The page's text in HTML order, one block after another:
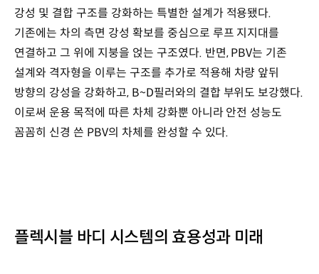
강성 및 결합 구조를 강화하는 특별한 설계가 적용됐다.
기존에는 차의 측면 강성 확보를 중심으로 루프 지지대를
연결하고 그 위에 지붕을 얹는 구조였다. 반면, PBV는 기존
설계와 격자형을 이루는 구조를 추가로 적용해 차량 앞뒤
방향의 강성을 강화하고, B~D필러와의 결합 부위도 보강했다.
이로써 운용 목적에 따른 차체 강화뿐 아니라 안전 성능도
꼼꼼히 신경 쓴 PBV의 차체를 완성할 수 있다.
플렉시블 바디 시스템의 효용성과 미래